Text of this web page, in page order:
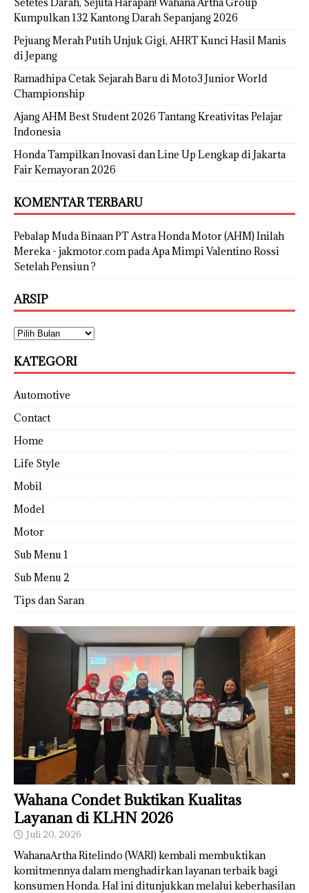
Kumpulkan 132 Kantong Darah Sepanjang 2026
Pejuang Merah Putih Unjuk Gigi, AHRT Kunci Hasil Manis
di Jepang
Ramadhipa Cetak Sejarah Baru di Moto3 Junior World
Championship
Ajang AHM Best Student 2026 Tantang Kreativitas Pelajar
Indonesia
Honda Tampilkan Inovasi dan Line Up Lengkap di Jakarta
Fair Kemayoran 2026
KOMENTAR TERBARU
Pebalap Muda Binaan PT Astra Honda Motor (AHM) Inilah
Mereka - jakmotor.compada Apa Mimpi Valentino Rossi
Setelah Pensiun ?
ARSIP
KATEGORI
Automotive
Contact
Home
Life Style
Mobil
Model
Motor
Sub Menu 1
Sub Menu 2
Tips dan Saran
Wahana Condet Buktikan Kualitas
Layanan di KLHN 2026
Juli 20, 2026
WahanaArtha Ritelindo (WARI) kembali membuktikan
komitmennya dalam menghadirkan layanan terbaik bagi
konsumen Honda. Hal ini ditunjukkan melalui keberhasilan